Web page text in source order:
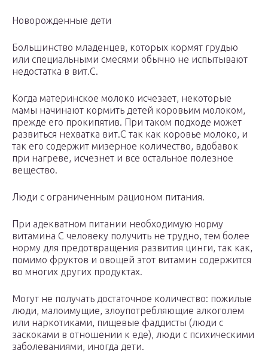
Новорожденные дети
Большинство младенцев, которых кормят грудью
или специальными смесями обычно не испытывают
недостатка в вит.С.
Когда материнское молоко исчезает, некоторые
мамы начинают кормить детей коровьим молоком,
прежде его прокипятив. При таком подходе может
развиться нехватка вит.С так как коровье молоко, и
так его содержит мизерное количество, вдобавок
при нагреве, исчезнет и все остальное полезное
вещество.
Люди с ограниченным рационом питания.
При адекватном питании необходимую норму
витамина С человеку получить не трудно, тем более
норму для предотвращения развития цинги, так как,
помимо фруктов и овощей этот витамин содержится
во многих других продуктах.
Могут не получать достаточное количество: пожилые
люди, малоимущие, злоупотребляющие алкоголем
или наркотиками, пищевые фаддисты (люди с
заскоками в отношении к еде), люди с психическими
заболеваниями, иногда дети.